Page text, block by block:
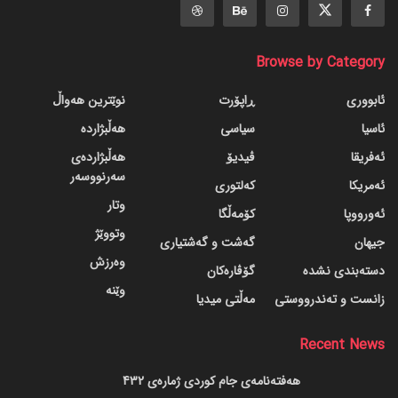
Browse by Category
ئابووری
ئاسیا
ئەفریقا
ئەمریکا
ئەورووپا
جیهان
دسته‌بندی نشده
زانست و تەندرووستی
ڕاپۆرت
سیاسی
ڤیدیۆ
کەلتوری
کۆمەڵگا
گه‌شت و گه‌شتیاری
گۆڤاره‌کان
مەڵتی میدیا
نوێترین هەواڵ
هەڵبژاردە
هەڵبژاردەی
سەرنووسەر
وتار
وتووێژ
وەرزش
وێنە
Recent News
هەفتەنامەی جام کوردی ژمارەی 432